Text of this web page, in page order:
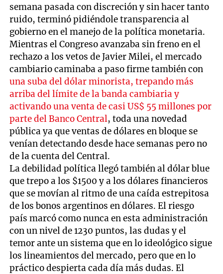
semana pasada con discreción y sin hacer tanto
ruido, terminó pidiéndole transparencia al
gobierno en el manejo de la política monetaria.
Mientras el Congreso avanzaba sin freno en el
rechazo a los vetos de Javier Milei, el mercado
cambiario caminaba a paso firme también con
una suba del dólar minorista, trepando más
arriba del límite de la banda cambiaria y
activando una venta de casi US$ 55 millones por
parte del Banco Central, toda una novedad
pública ya que ventas de dólares en bloque se
venían detectando desde hace semanas pero no
de la cuenta del Central.
La debilidad política llegó también al dólar blue
que trepo a los $1500 y a los dólares financieros
que se movían al ritmo de una caída estrepitosa
de los bonos argentinos en dólares. El riesgo
país marcó como nunca en esta administración
con un nivel de 1230 puntos, las dudas y el
temor ante un sistema que en lo ideológico sigue
los lineamientos del mercado, pero que en lo
práctico despierta cada día más dudas. El